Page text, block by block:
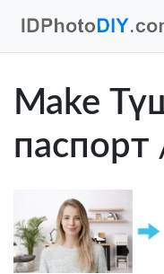
Make
паспорт